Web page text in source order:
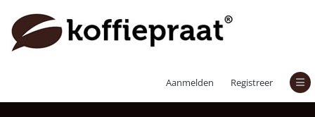
Aanmelden Registreer